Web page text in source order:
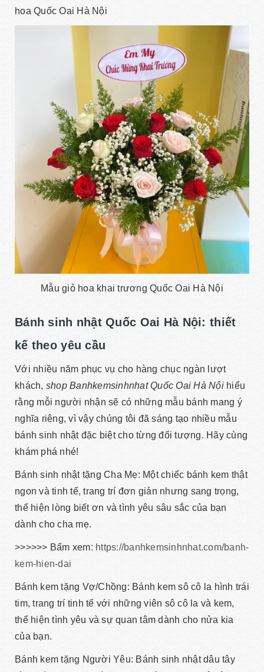
hoa Quốc Oai Hà Nội
Mẫu giỏ hoa khai trương Quốc Oai Hà Nội
Bánh sinh nhật Quốc Oai Hà Nội: thiết
kế theo yêu cầu
Với nhiều năm phục vụ cho hàng chục ngàn lượt
khách, shop Banhkemsinhnhat Quốc Oai Hà Nộihiểu
rằng mỗi người nhận sẽ có những mẫu bánh mang ý
nghĩa riêng, vì vậy chúng tôi đã sáng tạo nhiều mẫu
bánh sinh nhật đặc biệt cho từng đối tượng. Hãy cùng
khám phá nhé!
Bánh sinh nhật tặng Cha Mẹ: Một chiếc bánh kem thật
ngon và tinh tế, trang trí đơn giản nhưng sang trọng,
thể hiện lòng biết ơn và tình yêu sâu sắc của bạn
dành cho cha mẹ.
>>>>>> Bấm xem: https://banhkemsinhnhat.com/banh-
kem-hien-dai
Bánh kem tặng Vợ/Chồng: Bánh kem sô cô la hình trái
tim, trang trí tinh tế với những viên sô cô la và kem,
thể hiện tình yêu và sự quan tâm dành cho nửa kia
của bạn.
Bánh kem tặng Người Yêu: Bánh sinh nhật dâu tây